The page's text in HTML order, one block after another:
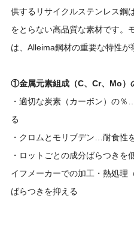
供するリサイクルステンレス鋼
をとらない高品質な素材です。
は、Alleima鋼材の重要な特性が
①金属元素組成（C、Cr、Mo）
・適切な炭素（カーボン）の
る
・クロムとモリブデン…耐食性
・ロットごとの成分ばらつき
イフメーカーでの加工・熱処理
ばらつきを抑える